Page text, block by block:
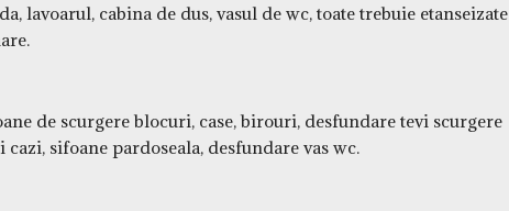
lavoarul, cabina de dus, vasul de wc, toate trebuie etanseizate
de scurgere blocuri, case, birouri, desfundare tevi scurgere
sifoane pardoseala, desfundare vas wc.